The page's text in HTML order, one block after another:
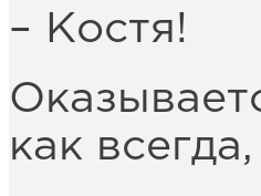
– Костя!
как